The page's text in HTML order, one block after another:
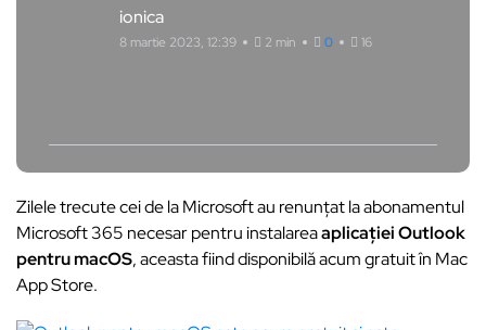
ionica
8 martie 2023, 12:39 2 min 0 16
Zilele trecute cei de la Microsoft au renunțat la abonamentul
Microsoft 365 necesar pentru instalareaaplicației Outlook
pentru macOS, aceasta fiind disponibilă acum gratuit în Mac
App Store.